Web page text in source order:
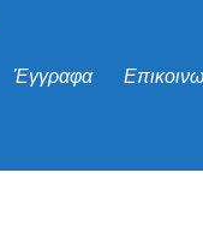
Έγγραφα